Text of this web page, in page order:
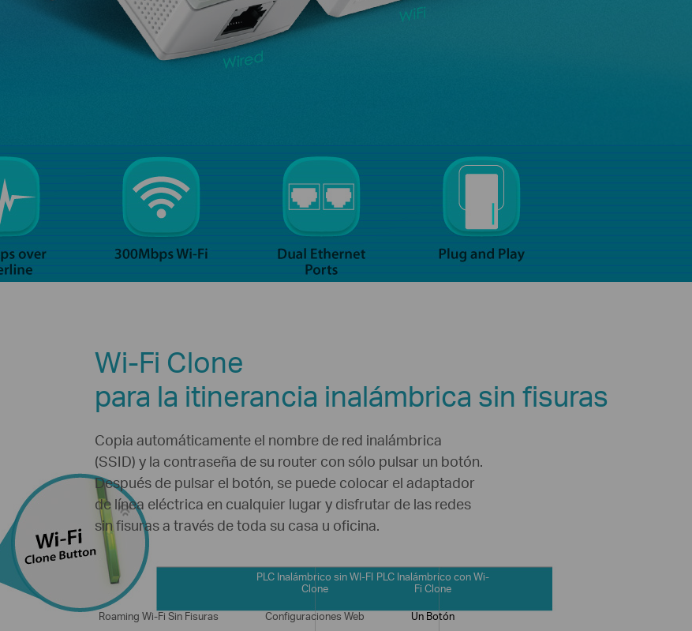
Wi-Fi Clone
para la itinerancia inalámbrica sin fisuras
Copia automáticamente el nombre de red inalámbrica
(SSID) y la contraseña de su router con sólo pulsar un botón.
Después de pulsar el botón, se puede colocar el adaptador
de línea eléctrica en cualquier lugar y disfrutar de las redes
sin fisuras a través de toda su casa u oficina.
PLC Inalámbrico sin WI-FI
Clone
PLC Inalámbrico con Wi-
Fi Clone
Roaming Wi-Fi Sin Fisuras Configuraciones Web Un Botón